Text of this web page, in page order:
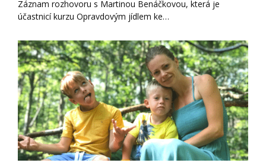
Záznam rozhovoru s Martinou Benáčkovou, která je
účastnicí kurzu Opravdovým jídlem ke…